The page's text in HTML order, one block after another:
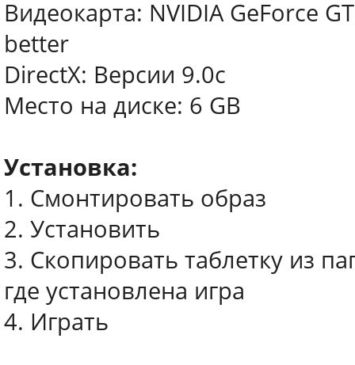
Видеокарта: NVIDIA GeForce
better
DirectX: Версии 9.0c
Место на диске: 6 GB
Установка:
1. Смонтировать образ
2. Установить
3. Скопировать таблетку из
где установлена игра
4. Играть